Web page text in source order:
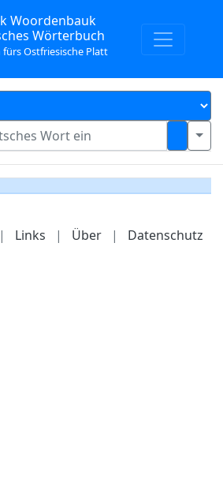
Woordenbauk
Wörterbuch
Ostfriesische Platt
| Links | Über | Datenschutz